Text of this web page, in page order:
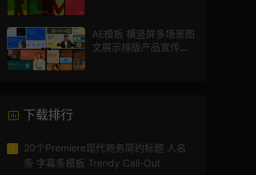
AE模板 横竖屏多场景图
文展示排版产品宣传视
下载排行
1
20个Premiere现代商务简约标题 人名
条 字幕条模板 Trendy Call-Out